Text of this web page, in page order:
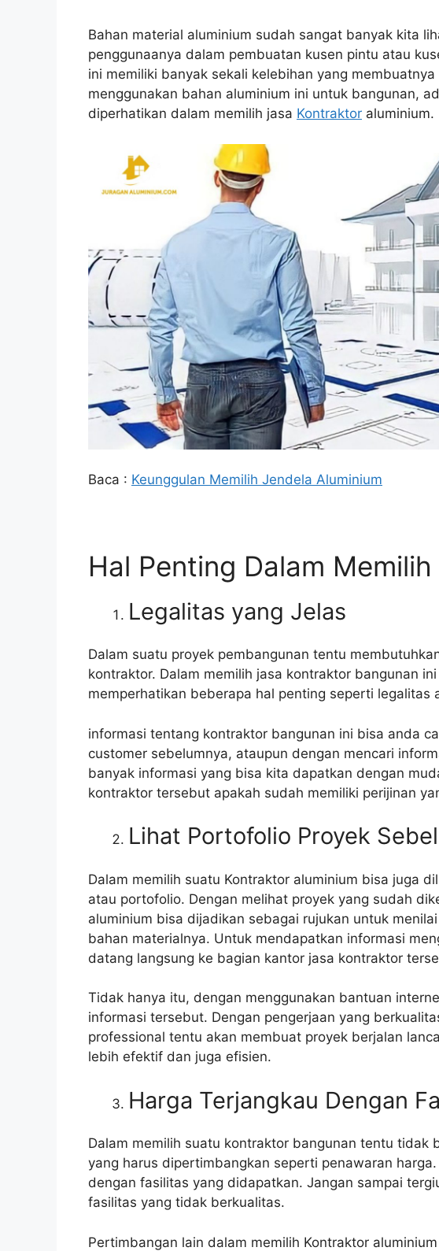
Bahan material aluminium sudah sangat banyak kita
penggunaanya dalam pembuatan kusen pintu atau
ini memiliki banyak sekali kelebihan yang
menggunakan bahan aluminium ini untuk bangunan,
diperhatikan dalam memilih jasa Kontraktor aluminium.
Baca : Keunggulan Memilih Jendela Aluminium
Hal Penting Dalam
Legalitas yang Jelas
Dalam suatu proyek pembangunan tentu
kontraktor. Dalam memilih jasa kontraktor bangunan
memperhatikan beberapa hal penting seperti legalitas
informasi tentang kontraktor bangunan ini bisa anda
customer sebelumnya, ataupun dengan mencari
banyak informasi yang bisa kita dapatkan dengan
kontraktor tersebut apakah sudah memiliki perijinan
Lihat Portofolio Proyek
Dalam memilih suatu Kontraktor aluminium bisa juga
atau portofolio. Dengan melihat proyek yang sudah
aluminium bisa dijadikan sebagai rujukan untuk
bahan materialnya. Untuk mendapatkan informasi
datang langsung ke bagian kantor jasa kontraktor
Tidak hanya itu, dengan menggunakan bantuan
informasi tersebut. Dengan pengerjaan yang
professional tentu akan membuat proyek berjalan
lebih efektif dan juga efisien.
Harga Terjangkau Dengan
Dalam memilih suatu kontraktor bangunan tentu tidak
yang harus dipertimbangkan seperti penawaran
dengan fasilitas yang didapatkan. Jangan sampai
fasilitas yang tidak berkualitas.
Pertimbangan lain dalam memilih Kontraktor